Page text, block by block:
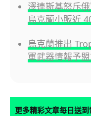
澤連斯基怒斥
烏克蘭小販近
烏克蘭推出
軍武器情報予
更多精彩文章每日送